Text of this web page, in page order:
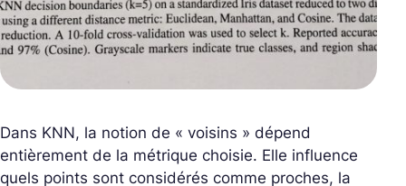
Dans KNN, la notion de « voisins » dépend
entièrement de la métrique choisie. Elle influence
quels points sont considérés comme proches, la